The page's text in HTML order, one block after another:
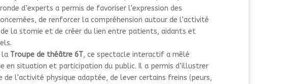
d’experts a permis de favoriser l’expression des
de renforcer la compréhension autour de l’activité
la stomie et de créer du lien entre patients, aidants et
la Troupe de théâtre 6T, ce spectacle interactif a mêlé
en situation et participation du public. Il a permis d’illustrer
de l’activité physique adaptée, de lever certains freins (peurs,